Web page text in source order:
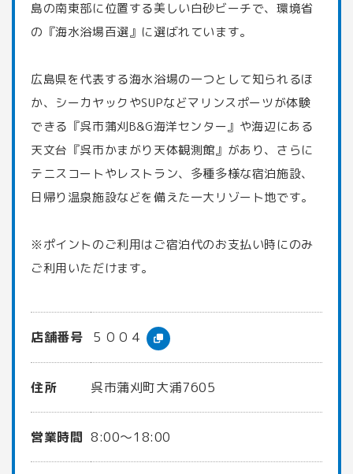
島の南東部に位置する美しい白砂ビーチで、環境省
の『海水浴場百選』に選ばれています。
広島県を代表する海水浴場の一つとして知られるほ
か、シーカヤックやSUPなどマリンスポーツが体験
できる『呉市蒲刈B&G海洋センター』や海辺にある
天文台『呉市かまがり天体観測館』があり、さらに
テニスコートやレストラン、多種多様な宿泊施設、
日帰り温泉施設などを備えた一大リゾート地です。
※ポイントのご利用はご宿泊代のお支払い時にのみ
ご利用いただけます。
店舗番号 ５００４
住所 呉市蒲刈町大浦7605
営業時間 8:00〜18:00